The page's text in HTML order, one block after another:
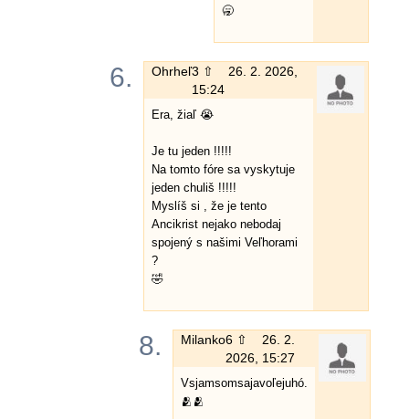
🥱
6. Ohrheľ3 ⇧
26. 2. 2026,
15:24
Era, žiaľ 😭
Je tu jeden !!!!!
Na tomto fóre sa vyskytuje
jeden chuliš !!!!!
Myslíš si , že je tento
Ancikrist nejako nebodaj
spojený s našimi Veľhorami
?
🤣
8. Milanko6 ⇧
26. 2.
2026, 15:27
Vsjamsomsajavoľejuhó.
🫂🫂